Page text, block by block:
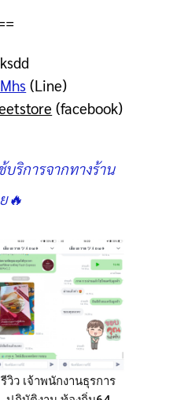
(Line)
(facebook)
บริการจากทางร้าน
🔥
รีวิว เจ้าพนักงานธุรการ